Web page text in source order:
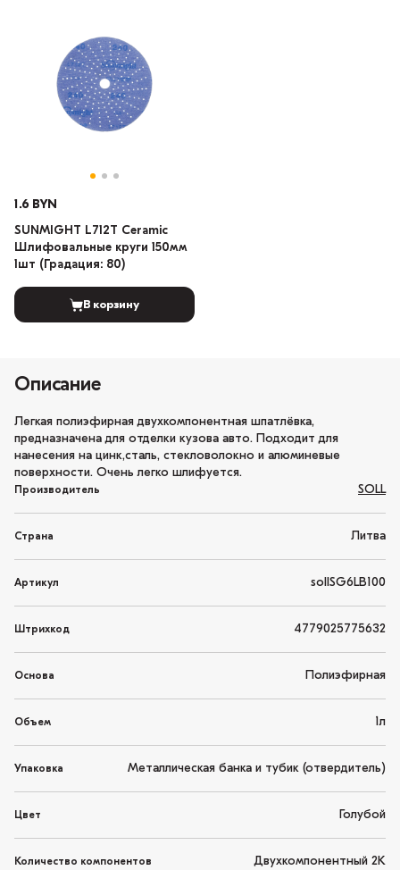
1.6 BYN
SUNMIGHT L712T Ceramic
Шлифовальные круги 150мм
1шт (Градация: 80)
В корзину
Описание
Легкая полиэфирная двухкомпонентная шпатлёвка,
предназначена для отделки кузова авто. Подходит для
нанесения на цинк,сталь, стекловолокно и алюминевые
поверхности. Очень легко шлифуется.
Производитель SOLL
Страна Литва
Артикул sollSG6LB100
Штрихкод 4779025775632
Основа Полиэфирная
Объем 1л
Упаковка Металлическая банка и тубик (отвердитель)
Цвет Голубой
Количество компонентов Двухкомпонентный 2K